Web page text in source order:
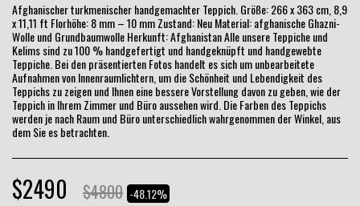
Afghanischer turkmenischer handgemachter Teppich. Größe: 266 x 363 cm, 8,9
x 11,11 ft Florhöhe: 8 mm – 10 mm Zustand: Neu Material: afghanische Ghazni-
Wolle und Grundbaumwolle Herkunft: Afghanistan Alle unsere Teppiche und
Kelims sind zu 100 % handgefertigt und handgeknüpft und handgewebte
Teppiche. Bei den präsentierten Fotos handelt es sich um unbearbeitete
Aufnahmen von Innenraumlichtern, um die Schönheit und Lebendigkeit des
Teppichs zu zeigen und Ihnen eine bessere Vorstellung davon zu geben, wie der
Teppich in Ihrem Zimmer und Büro aussehen wird. Die Farben des Teppichs
werden je nach Raum und Büro unterschiedlich wahrgenommen der Winkel, aus
dem Sie es betrachten.
$2490 $4800 -48.12%